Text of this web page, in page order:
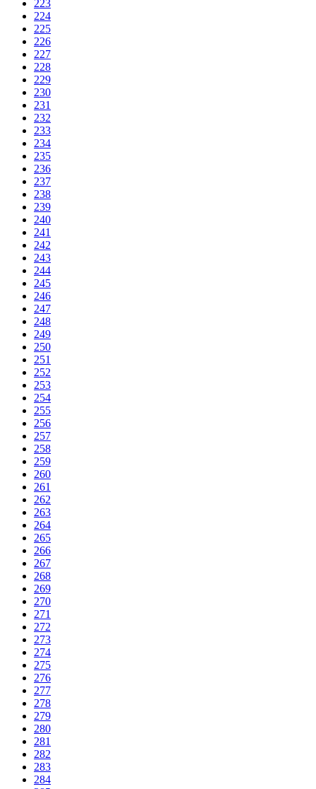
223
224
225
226
227
228
229
230
231
232
233
234
235
236
237
238
239
240
241
242
243
244
245
246
247
248
249
250
251
252
253
254
255
256
257
258
259
260
261
262
263
264
265
266
267
268
269
270
271
272
273
274
275
276
277
278
279
280
281
282
283
284